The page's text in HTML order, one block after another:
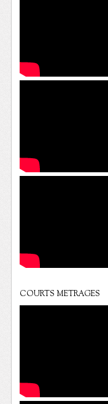
COURTS METRAGES